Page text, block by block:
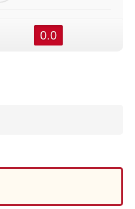
0.0